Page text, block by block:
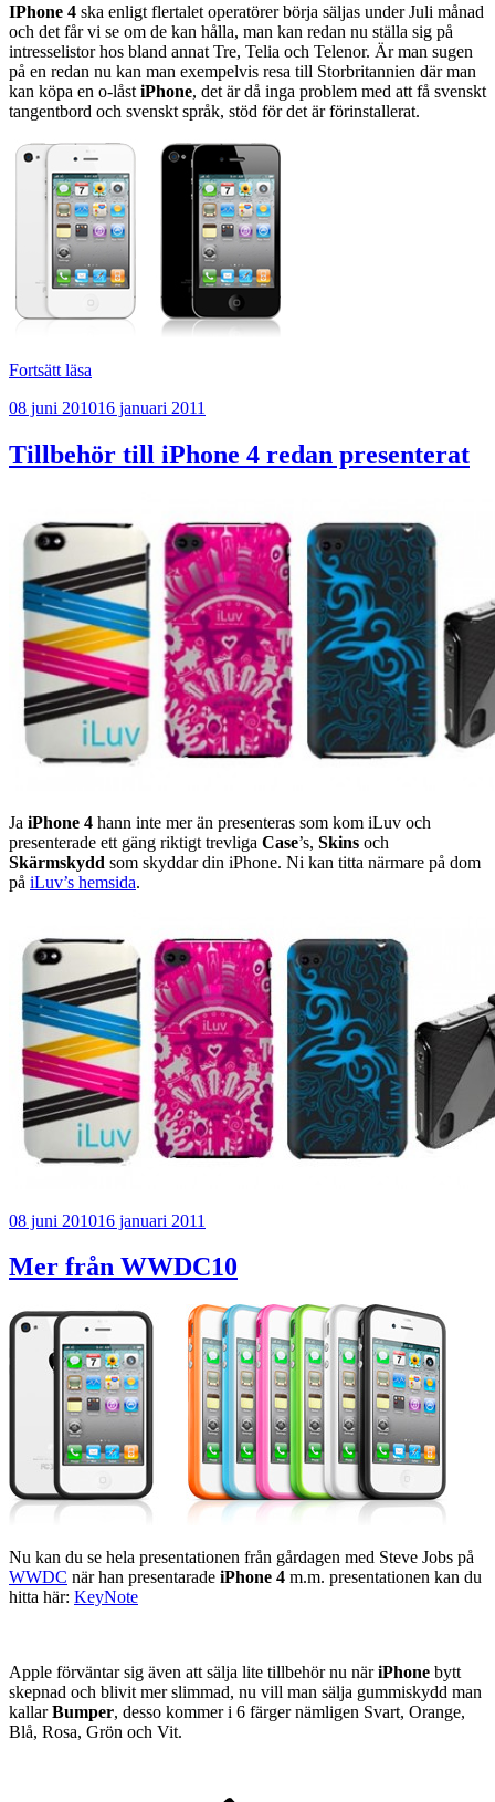
IPhone 4 ska enligt flertalet operatörer börja säljas under Juli månad
och det får vi se om de kan hålla, man kan redan nu ställa sig på
intresselistor hos bland annat Tre, Telia och Telenor. Är man sugen
på en redan nu kan man exempelvis resa till Storbritannien där man
kan köpa en o-låst iPhone, det är då inga problem med att få svenskt
tangentbord och svenskt språk, stöd för det är förinstallerat.
Fortsätt läsa
problem
nya
iPhone
Publicerat
08 juni 201016 januari 2011
Tillbehör till iPhone 4 redan presenterat
Ja iPhone 4 hann inte mer än presenteras som kom iLuv och
presenterade ett gäng riktigt trevliga Case’s, Skins och
Skärmskydd som skyddar din iPhone. Ni kan titta närmare på dom
på iLuv’s hemsida.
Publicerat
08 juni 201016 januari 2011
Mer från WWDC10
Nu kan du se hela presentationen från gårdagen med Steve Jobs på
WWDC när han presentarade iPhone 4 m.m. presentationen kan du
hitta här: KeyNote
Apple förväntar sig även att sälja lite tillbehör nu näriPhone bytt
skepnad och blivit mer slimmad, nu vill man sälja gummiskydd man
kallarBumper, desso kommer i 6 färger nämligen Svart, Orange,
Blå, Rosa, Grön och Vit.